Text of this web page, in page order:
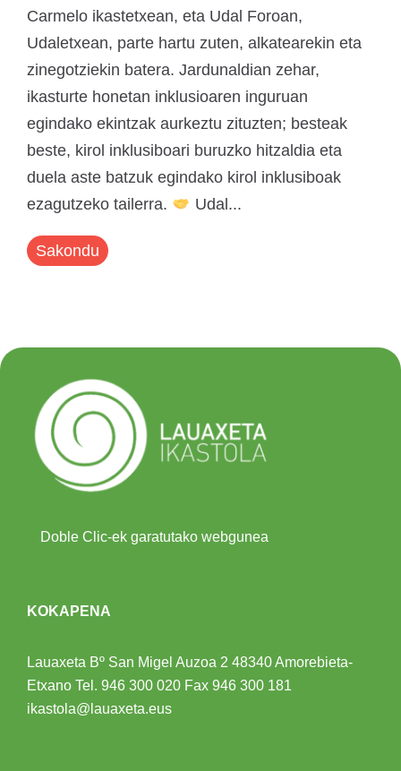
Carmelo ikastetxean, eta Udal Foroan,
Udaletxean, parte hartu zuten, alkatearekin eta
zinegotziekin batera. Jardunaldian zehar,
ikasturte honetan inklusioaren inguruan
egindako ekintzak aurkeztu zituzten; besteak
beste, kirol inklusiboari buruzko hitzaldia eta
duela aste batzuk egindako kirol inklusiboak
ezagutzeko tailerra.
Udal...
Sakondu
Doble Clic-ek garatutako webgunea
KOKAPENA
Lauaxeta Bº San Migel Auzoa 2 48340 Amorebieta-
Etxano Tel. 946 300 020 Fax 946 300 181
ikastola@lauaxeta.eus